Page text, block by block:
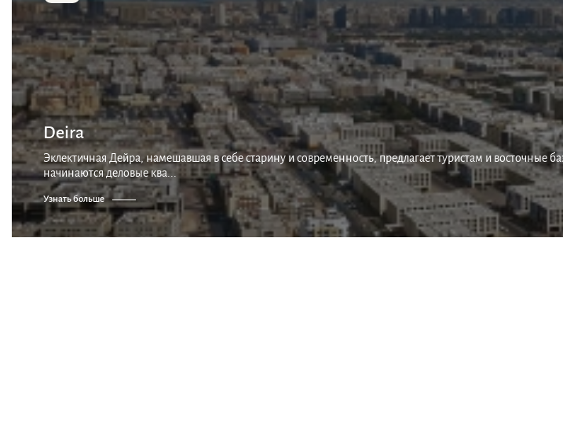
Deira
Эклектичная Дейра, намешавшая в себе старину и современность, предлагает туристам и
начинаются деловые ква...
Узнать больше